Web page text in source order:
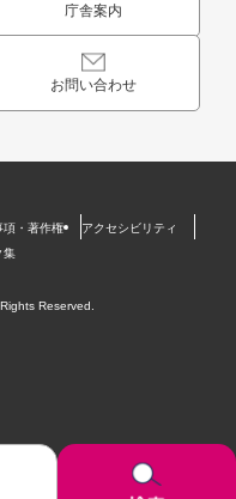
庁舎案内
お問い合わせ
項・著作権
アクセシビリティ
集
Reserved.